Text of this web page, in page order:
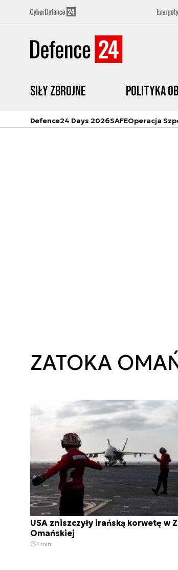
Siły zbrojne Polityka
Defence24 Days 2026SAFEOperacja
ZATOKA
USA zniszczyły irańską korwetę w
Omańskiej
1 min.